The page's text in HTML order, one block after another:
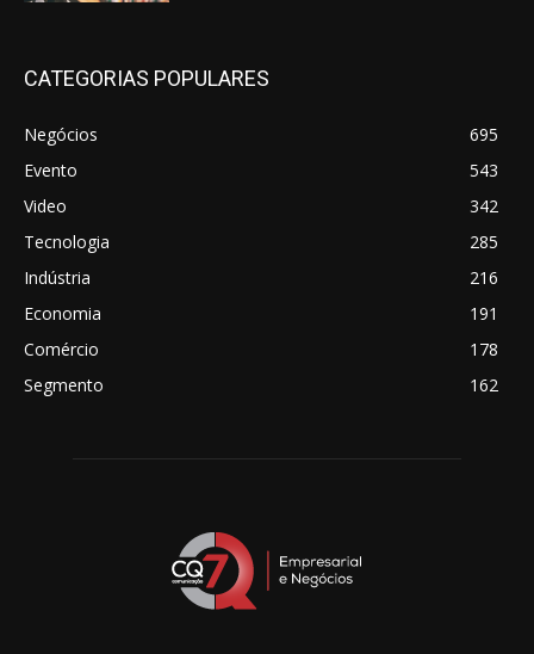
CATEGORIAS POPULARES
Negócios
695
Evento
543
Video
342
Tecnologia
285
Indústria
216
Economia
191
Comércio
178
Segmento
162